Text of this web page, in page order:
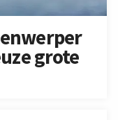
grote